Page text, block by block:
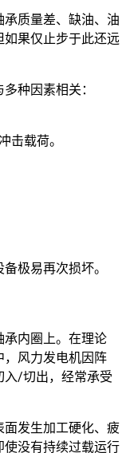
质量差、缺油、油
果仅止步于此还远
种因素相关：
击载荷。
极易再次损坏。
承内圈上。在理论
，风力发电机因阵
入/切出，经常承受
发生加工硬化、疲
没有持续过载运行